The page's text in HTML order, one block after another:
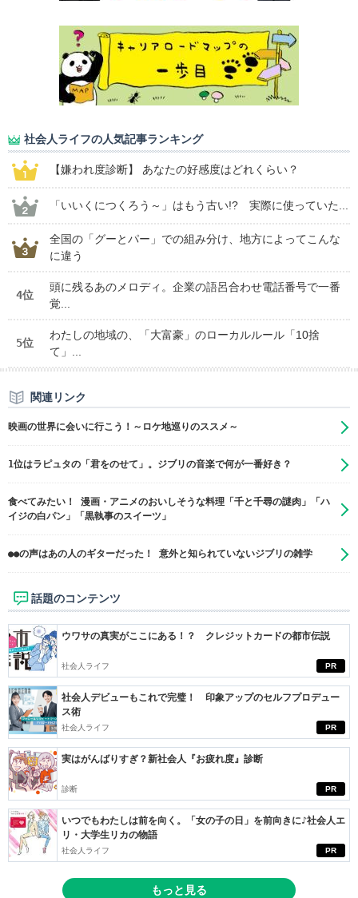
社会人ライフの人気記事ランキング
【嫌われ度診断】 あなたの好感度はどれくらい？
「いいくにつくろう～」はもう古い!? 実際に使っていた...
全国の「グーとパー」での組み分け、地方によってこんな
に違う
4位
頭に残るあのメロディ。企業の語呂合わせ電話番号で一番
覚...
5位
わたしの地域の、「大富豪」のローカルルール「10捨
て」...
関連リンク
映画の世界に会いに行こう！～ロケ地巡りのススメ～
1位はラピュタの「君をのせて」。ジブリの音楽で何が一番好き？
食べてみたい！ 漫画・アニメのおいしそうな料理「千と千尋の謎肉」「ハ
イジの白パン」「黒執事のスイーツ」
●●の声はあの人のギターだった！ 意外と知られていないジブリの雑学
話題のコンテンツ
PR
ウワサの真実がここにある！？ クレジットカードの都市伝説
社会人ライフ
PR
社会人デビューもこれで完璧！ 印象アップのセルフプロデュー
ス術
社会人ライフ
PR
実はがんばりすぎ？新社会人『お疲れ度』診断
診断
PR
いつでもわたしは前を向く。「女の子の日」を前向きに♪社会人エ
リ・大学生リカの物語
社会人ライフ
もっと見る